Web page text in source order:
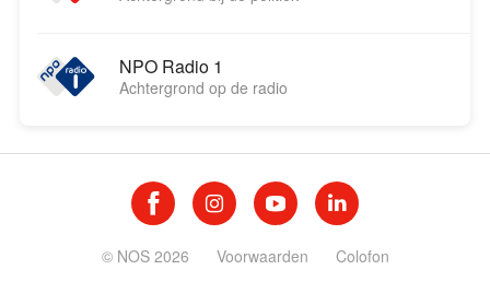
NPO Radio 1
Achtergrond op de radio
© NOS 2026 Voorwaarden Colofon